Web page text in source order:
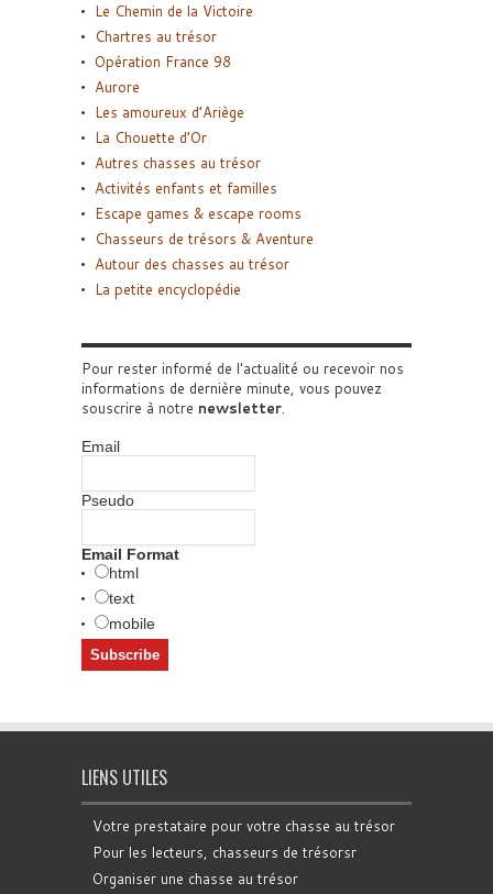
Le Chemin de la Victoire
Chartres au trésor
Opération France 98
Aurore
Les amoureux d’Ariège
La Chouette d’Or
Autres chasses au trésor
Activités enfants et familles
Escape games & escape rooms
Chasseurs de trésors & Aventure
Autour des chasses au trésor
La petite encyclopédie
Pour rester informé de l'actualité ou recevoir nos
informations de dernière minute, vous pouvez
souscrire à notre newsletter.
Email
Pseudo
Email Format
html
text
mobile
LIENS UTILES
Votre prestataire pour votre chasse au trésor
Pour les lecteurs, chasseurs de trésorsr
Organiser une chasse au trésor